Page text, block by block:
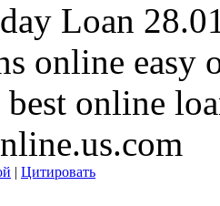
Loan
online easy
online
| Цитировать